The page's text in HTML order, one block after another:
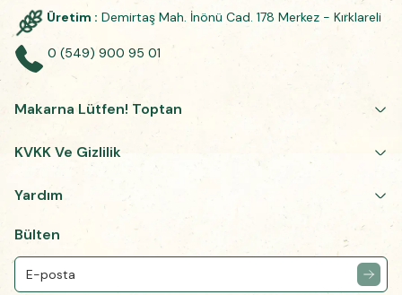
Üretim : Demirtaş Mah. İnönü Cad. 178 Merkez - Kırklareli
0 (549) 900 95 01
Makarna Lütfen! Toptan
KVKK Ve Gizlilik
Yardım
Bülten